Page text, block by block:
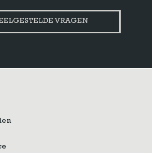
VRAGEN